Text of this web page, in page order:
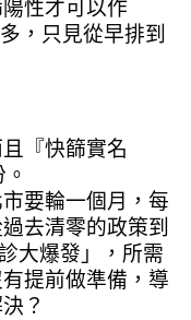
性才可以作
，只見從早排到
『快篩實名
要輪一個月，每
去清零的政策到
大爆發」，所需
提前做準備，導
？